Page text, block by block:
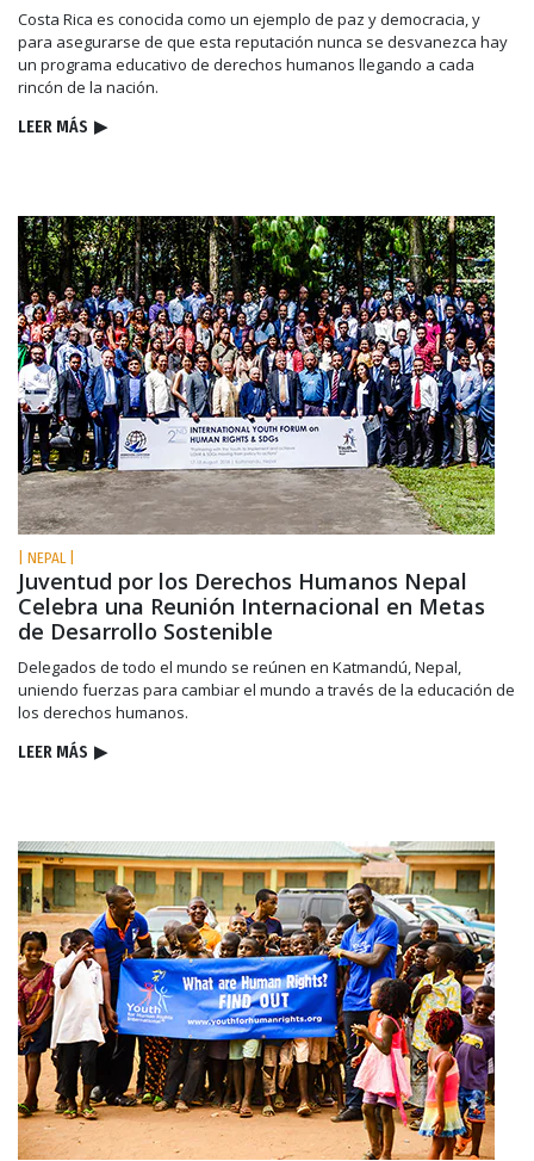
Costa Rica es conocida como un ejemplo de paz y democracia, y
para asegurarse de que esta reputación nunca se desvanezca hay
un programa educativo de derechos humanos llegando a cada
rincón de la nación.
LEER MÁS ▶
| NEPAL |
Juventud por los Derechos Humanos Nepal
Celebra una Reunión Internacional en Metas
de Desarrollo Sostenible
Delegados de todo el mundo se reúnen en Katmandú, Nepal,
uniendo fuerzas para cambiar el mundo a través de la educación de
los derechos humanos.
LEER MÁS ▶